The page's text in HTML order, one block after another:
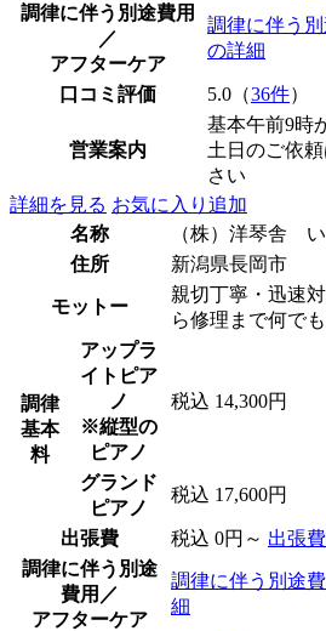
調律に伴う別途費用
／
アフターケア
調律に伴う
の詳細
口コミ評価 5.0（36件）
営業案内
基本午前9時
土日のご依
さい
詳細を見る お気に入り追加
名称
（株）洋琴舎
住所
新潟県長岡市
モットー
親切丁寧・迅速
ら修理まで何で
調律
基本
料
アップラ
イトピア
ノ
※縦型の
ピアノ
税込 14,300円
グランド
ピアノ
税込 17,600円
出張費 税込 0円～ 出張
調律に伴う別途
費用／
アフターケア
調律に伴う別途
細